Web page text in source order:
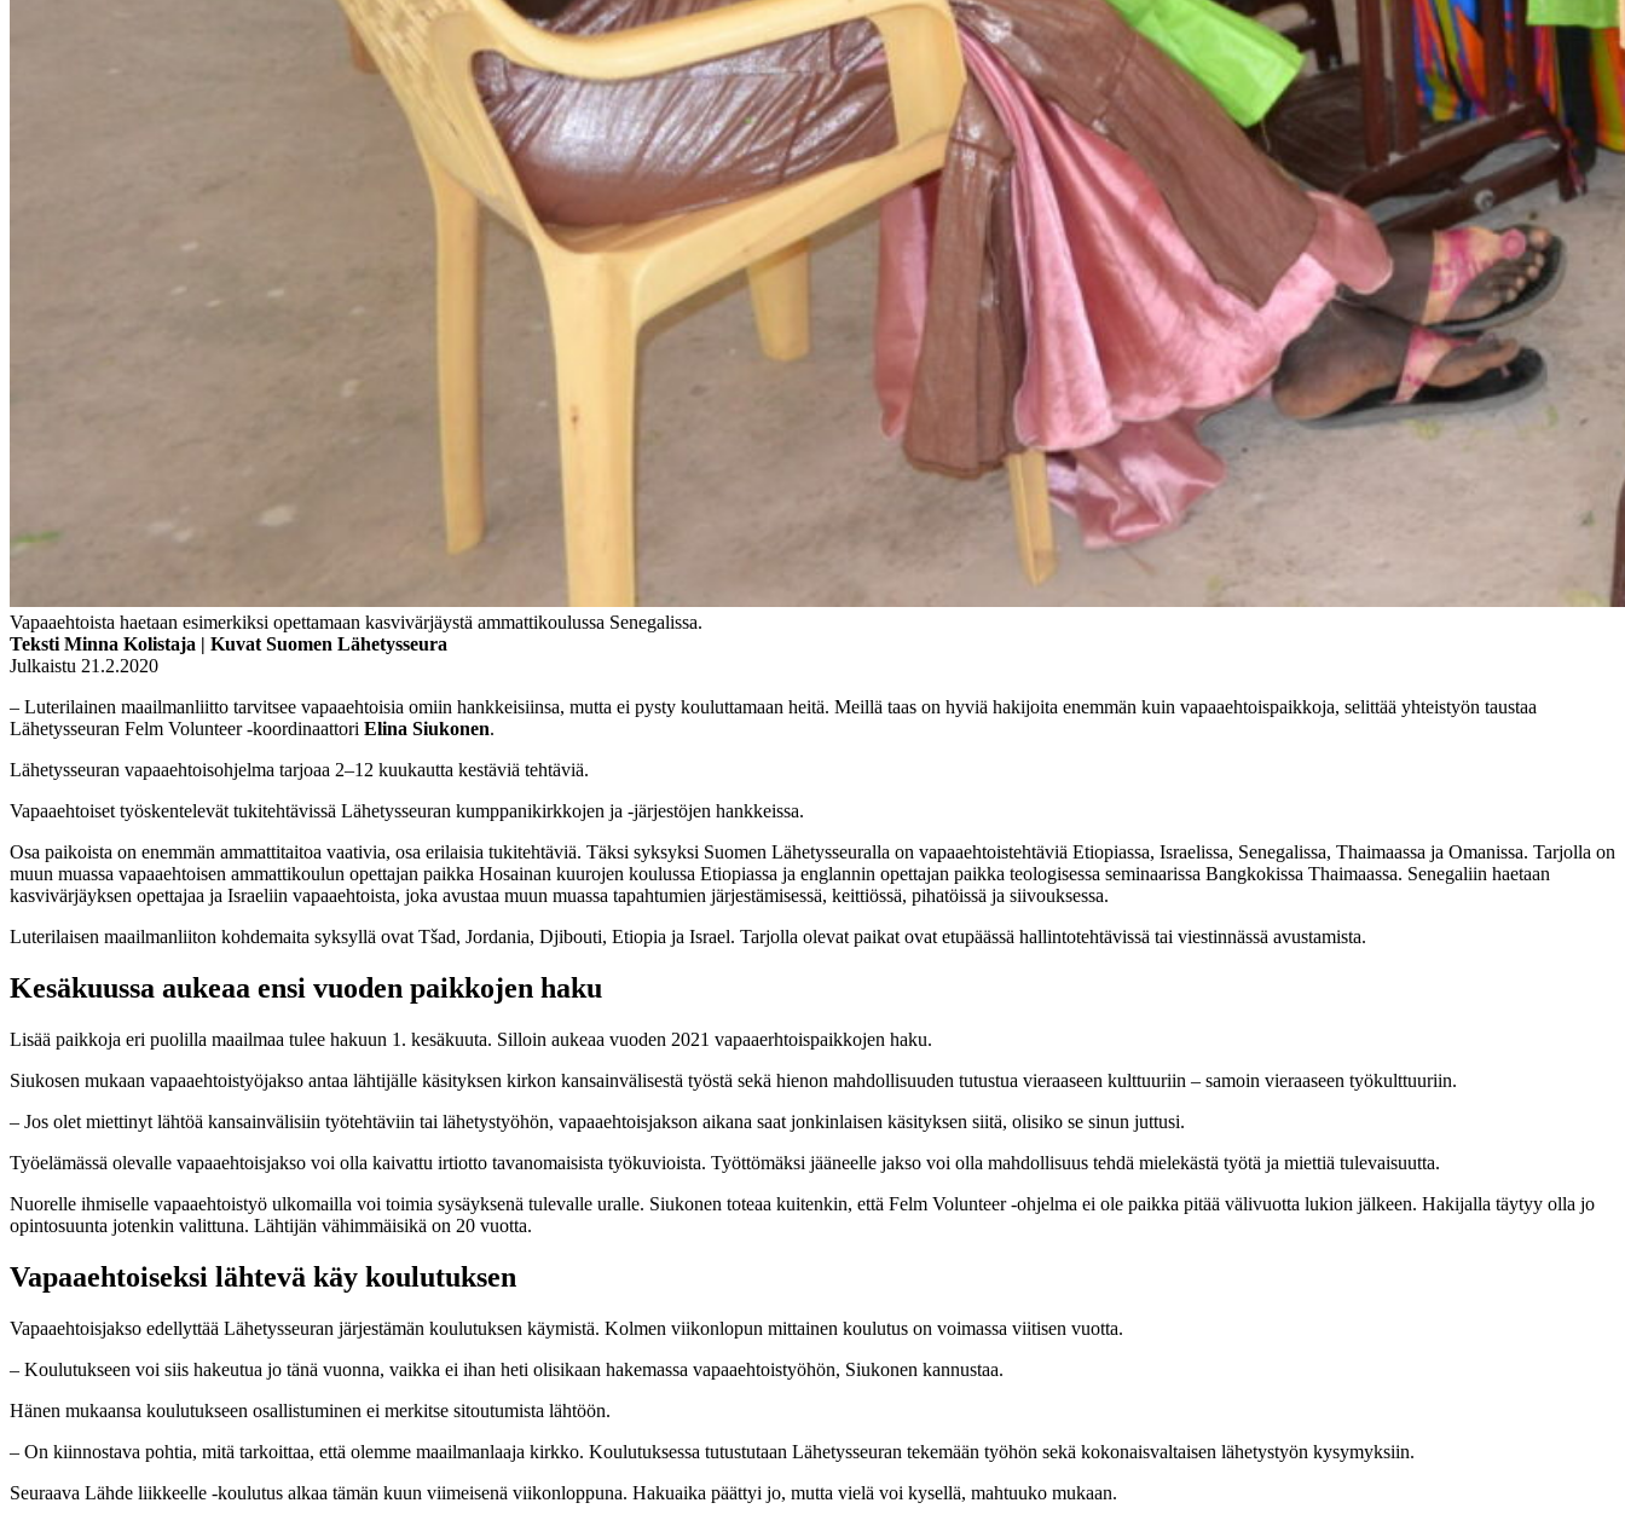
Vapaaehtoista haetaan esimerkiksi opettamaan kasvivärjäystä ammattikoulussa Senegalissa.
Teksti Minna Kolistaja | Kuvat Suomen Lähetysseura
Julkaistu 21.2.2020
– Luterilainen maailmanliitto tarvitsee vapaaehtoisia omiin hankkeisiinsa, mutta ei pysty kouluttamaan heitä. Meillä taas on hyviä hakijoita enemmän kuin vapaaehtoispaikkoja, selittää yhteistyön taustaa
Lähetysseuran Felm Volunteer -koordinaattori Elina Siukonen.
Lähetysseuran vapaaehtoisohjelma tarjoaa 2–12 kuukautta kestäviä tehtäviä.
Vapaaehtoiset työskentelevät tukitehtävissä Lähetysseuran kumppanikirkkojen ja -järjestöjen hankkeissa.
Osa paikoista on enemmän ammattitaitoa vaativia, osa erilaisia tukitehtäviä. Täksi syksyksi Suomen Lähetysseuralla on vapaaehtoistehtäviä Etiopiassa, Israelissa, Senegalissa, Thaimaassa ja Omanissa. Tarjolla on
muun muassa vapaaehtoisen ammattikoulun opettajan paikka Hosainan kuurojen koulussa Etiopiassa ja englannin opettajan paikka teologisessa seminaarissa Bangkokissa Thaimaassa. Senegaliin haetaan
kasvivärjäyksen opettajaa ja Israeliin vapaaehtoista, joka avustaa muun muassa tapahtumien järjestämisessä, keittiössä, pihatöissä ja siivouksessa.
Luterilaisen maailmanliiton kohdemaita syksyllä ovat Tšad, Jordania, Djibouti, Etiopia ja Israel. Tarjolla olevat paikat ovat etupäässä hallintotehtävissä tai viestinnässä avustamista.
Kesäkuussa aukeaa ensi vuoden paikkojen haku
Lisää paikkoja eri puolilla maailmaa tulee hakuun 1. kesäkuuta. Silloin aukeaa vuoden 2021 vapaaerhtoispaikkojen haku.
Siukosen mukaan vapaaehtoistyöjakso antaa lähtijälle käsityksen kirkon kansainvälisestä työstä sekä hienon mahdollisuuden tutustua vieraaseen kulttuuriin – samoin vieraaseen työkulttuuriin.
– Jos olet miettinyt lähtöä kansainvälisiin työtehtäviin tai lähetystyöhön, vapaaehtoisjakson aikana saat jonkinlaisen käsityksen siitä, olisiko se sinun juttusi.
Työelämässä olevalle vapaaehtoisjakso voi olla kaivattu irtiotto tavanomaisista työkuvioista. Työttömäksi jääneelle jakso voi olla mahdollisuus tehdä mielekästä työtä ja miettiä tulevaisuutta.
Nuorelle ihmiselle vapaaehtoistyö ulkomailla voi toimia sysäyksenä tulevalle uralle. Siukonen toteaa kuitenkin, että Felm Volunteer -ohjelma ei ole paikka pitää välivuotta lukion jälkeen. Hakijalla täytyy olla jo
opintosuunta jotenkin valittuna. Lähtijän vähimmäisikä on 20 vuotta.
Vapaaehtoiseksi lähtevä käy koulutuksen
Vapaaehtoisjakso edellyttää Lähetysseuran järjestämän koulutuksen käymistä. Kolmen viikonlopun mittainen koulutus on voimassa viitisen vuotta.
– Koulutukseen voi siis hakeutua jo tänä vuonna, vaikka ei ihan heti olisikaan hakemassa vapaaehtoistyöhön, Siukonen kannustaa.
Hänen mukaansa koulutukseen osallistuminen ei merkitse sitoutumista lähtöön.
– On kiinnostava pohtia, mitä tarkoittaa, että olemme maailmanlaaja kirkko. Koulutuksessa tutustutaan Lähetysseuran tekemään työhön sekä kokonaisvaltaisen lähetystyön kysymyksiin.
Seuraava Lähde liikkeelle -koulutus alkaa tämän kuun viimeisenä viikonloppuna. Hakuaika päättyi jo, mutta vielä voi kysellä, mahtuuko mukaan.